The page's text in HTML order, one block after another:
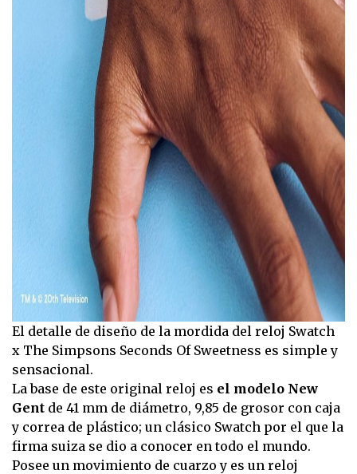
El detalle de diseño de la mordida del reloj Swatch
x The Simpsons Seconds Of Sweetness es simple y
sensacional.
La base de este original reloj es el modelo New
Gent de 41 mm de diámetro, 9,85 de grosor con caja
y correa de plástico; un clásico Swatch por el que la
firma suiza se dio a conocer en todo el mundo.
Posee un movimiento de cuarzo y es un reloj